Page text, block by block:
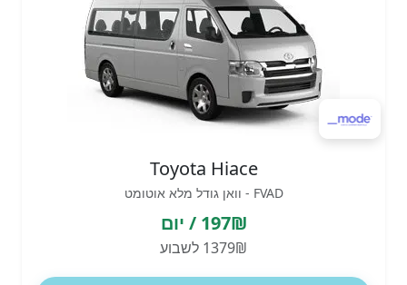
Toyota Hiace
FVAD - וואן גודל מלא אוטומט
197₪ / יום
1379₪ לשבוע